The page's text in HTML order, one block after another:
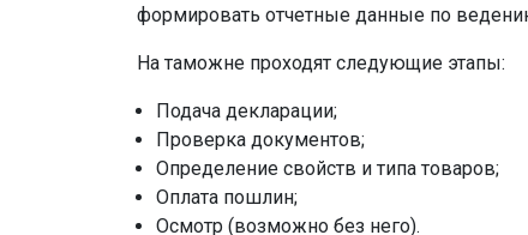
формировать отчетные данные по
На таможне проходят следующие этапы:
Подача декларации;
Проверка документов;
Определение свойств и типа товаров;
Оплата пошлин;
Осмотр (возможно без него).